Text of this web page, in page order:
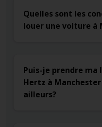
Quelles sont les
louer une voiture à
Puis-je prendre
Hertz à
ailleurs?